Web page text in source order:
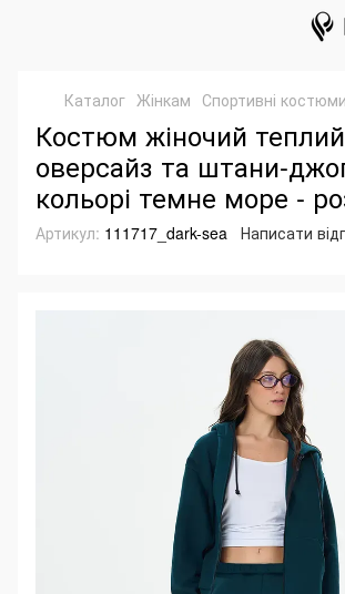
Каталог Жінкам Спортивні
Костюм жіночий теплий
оверсайз та штани-
кольорі темне море -
Артикул: 111717_dark-sea Написати